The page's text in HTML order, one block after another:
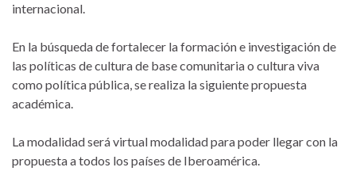
internacional.
En la búsqueda de fortalecer la formación e investigación de
las políticas de cultura de base comunitaria o cultura viva
como política pública, se realiza la siguiente propuesta
académica.
La modalidad será virtual modalidad para poder llegar con la
propuesta a todos los países de Iberoamérica.